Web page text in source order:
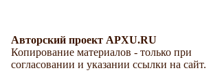
Авторский проект APXU.RU
Копирование материалов - только при
согласовании и указании ссылки на сайт.